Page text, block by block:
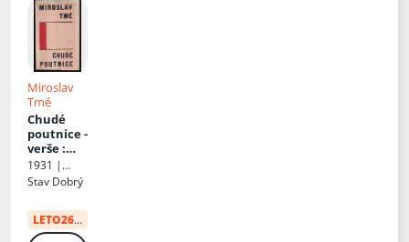
Miroslav
Tmé
Chudé
poutnice -
verše:
Verše
1931 |
Valeč
Stav Dobrý
LETO26
:26 Kč